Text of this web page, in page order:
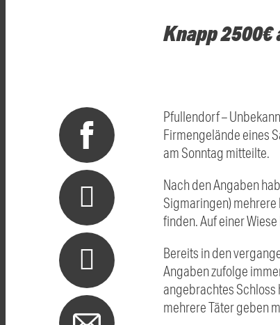
Knapp 2500€
Pfullendorf –
Firmengelände eines
am Sonntag mitteilte.
Nach den Angaben
Sigmaringen)
finden. Auf einer
Bereits in den
Angaben zufolge
angebrachtes Schloss
mehrere Täter geben